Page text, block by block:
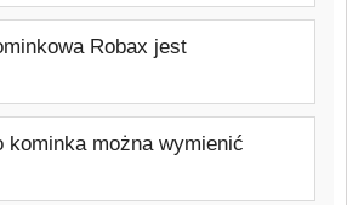
jest ze szkła
Schott Robax, odpornego
do około 800°C,
w kominkach i piecach.
Robax jest
żaroodporne
do kominków i pieców.
do około 800°C.
kominka można wymienić